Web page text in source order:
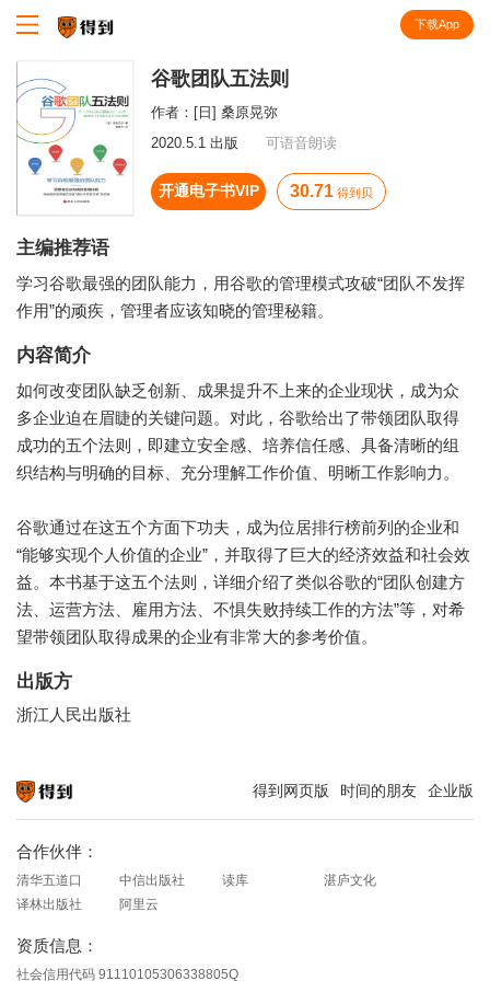
下载App
谷歌团队五法则
作者： [日] 桑原晃弥
2020.5.1 出版
可语音朗读
开通电子书VIP 30.71 得到贝
主编推荐语
学习谷歌最强的团队能力，用谷歌的管理模式攻破“团队不发挥
作用”的顽疾，管理者应该知晓的管理秘籍。
内容简介
如何改变团队缺乏创新、成果提升不上来的企业现状，成为众
多企业迫在眉睫的关键问题。对此，谷歌给出了带领团队取得
成功的五个法则，即建立安全感、培养信任感、具备清晰的组
织结构与明确的目标、充分理解工作价值、明晰工作影响力。
谷歌通过在这五个方面下功夫，成为位居排行榜前列的企业和
“能够实现个人价值的企业”，并取得了巨大的经济效益和社会效
益。本书基于这五个法则，详细介绍了类似谷歌的“团队创建方
法、运营方法、雇用方法、不惧失败持续工作的方法”等，对希
望带领团队取得成果的企业有非常大的参考价值。
出版方
浙江人民出版社
得到网页版 时间的朋友 企业版
合作伙伴：
清华五道口 中信出版社 读库
湛庐文化
译林出版社
阿里云
资质信息：
社会信用代码 91110105306338805Q